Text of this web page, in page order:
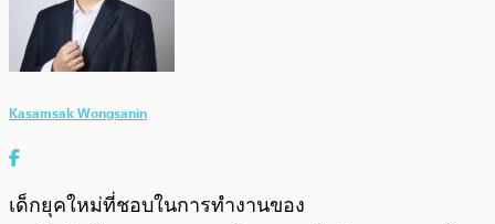
Kasamsak Wongsanin
เด็กยุคใหม่ที่ชอบในการทำงานของ